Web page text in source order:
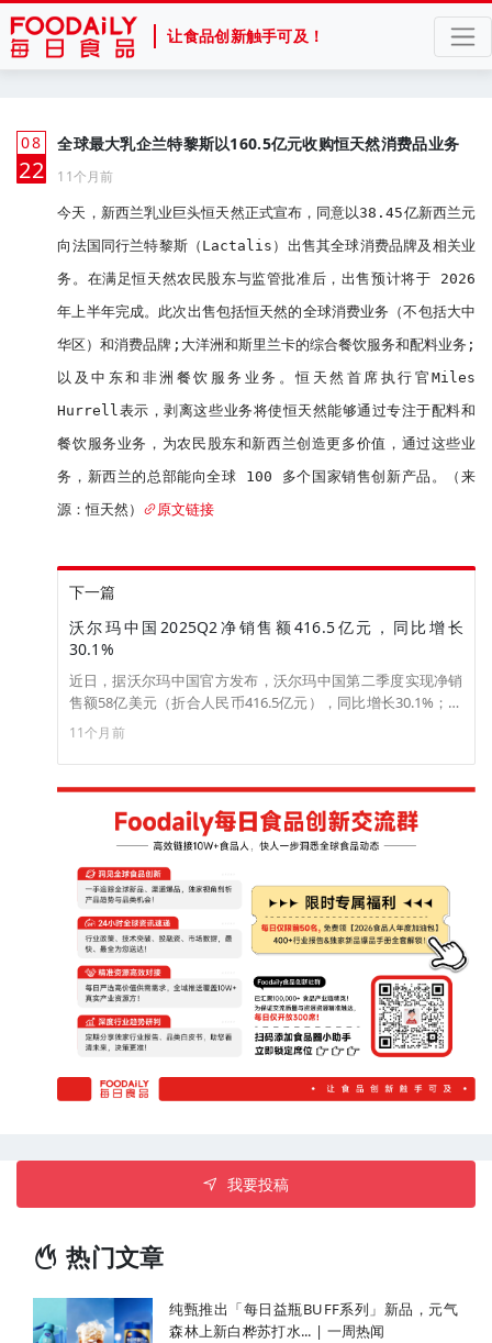
让食品创新触手可及！
08
月
22
全球最大乳企兰特黎斯以160.5亿元收购恒天然消费品业务
11个月前
今天，新西兰乳业巨头恒天然正式宣布，同意以38.45亿新西兰元
向法国同行兰特黎斯（Lactalis）出售其全球消费品牌及相关业
务。在满足恒天然农民股东与监管批准后，出售预计将于 2026
年上半年完成。此次出售包括恒天然的全球消费业务（不包括大中
华区）和消费品牌;大洋洲和斯里兰卡的综合餐饮服务和配料业务;
以及中东和非洲餐饮服务业务。恒天然首席执行官Miles
Hurrell表示，剥离这些业务将使恒天然能够通过专注于配料和
餐饮服务业务，为农民股东和新西兰创造更多价值，通过这些业
务，新西兰的总部能向全球 100 多个国家销售创新产品。（来
源：恒天然）
原文链接
下一篇
沃尔玛中国2025Q2净销售额416.5亿元，同比增长
30.1%
近日，据沃尔玛中国官方发布，沃尔玛中国第二季度实现净销
售额58亿美元（折合人民币416.5亿元），同比增长30.1%；可
比销售额增长21.5%，电商业务净销售额增长39%，电商销售额
占比超过50%。沃尔玛第二季度实现总营收1,774亿美元（折合
人民币12738.2亿元），同比增长4.8%（剔除汇率波动影响后，
总营收为1,789亿美元，同比增长5.6%）；第二季度调整后营业
利润为80亿美元，同比增长0.4%。第二季度山姆会员商店保持
强劲的增长势头，其中交易单量实现了双位数增长。山姆在过
去12个月增加了8家新店（含本季度新增2家）。（来源：沃尔
玛中国）
11个月前
我要投稿
热门文章
纯甄推出「每日益瓶BUFF系列」新品，元气
森林上新白桦苏打水... | 一周热闻